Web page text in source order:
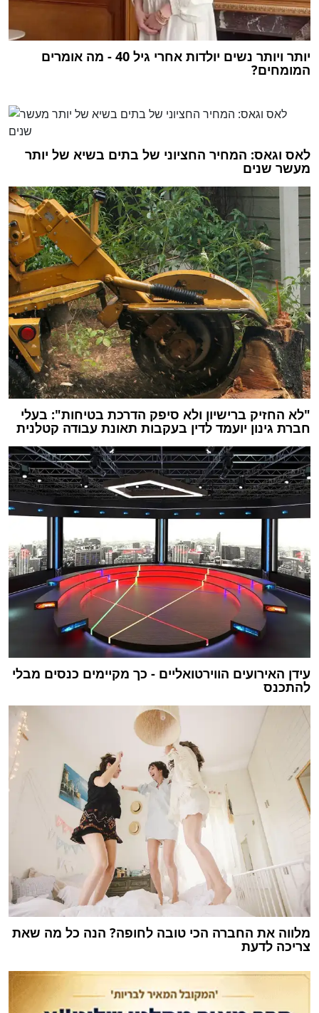
יותר ויותר נשים יולדות אחרי גיל 40 - מה אומרים
המומחים?
לאס וגאס: המחיר החציוני של בתים בשיא של יותר
מעשר שנים
"לא החזיק ברישיון ולא סיפק הדרכת בטיחות": בעלי
חברת גינון יועמד לדין בעקבות תאונת עבודה קטלנית
עידן האירועים הווירטואליים - כך מקיימים כנסים מבלי
להתכנס
מלווה את החברה הכי טובה לחופה? הנה כל מה שאת
צריכה לדעת